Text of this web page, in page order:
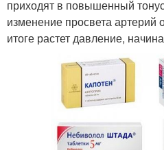
приходят в повышенный
изменение просвета артерий
итоге растет давление,